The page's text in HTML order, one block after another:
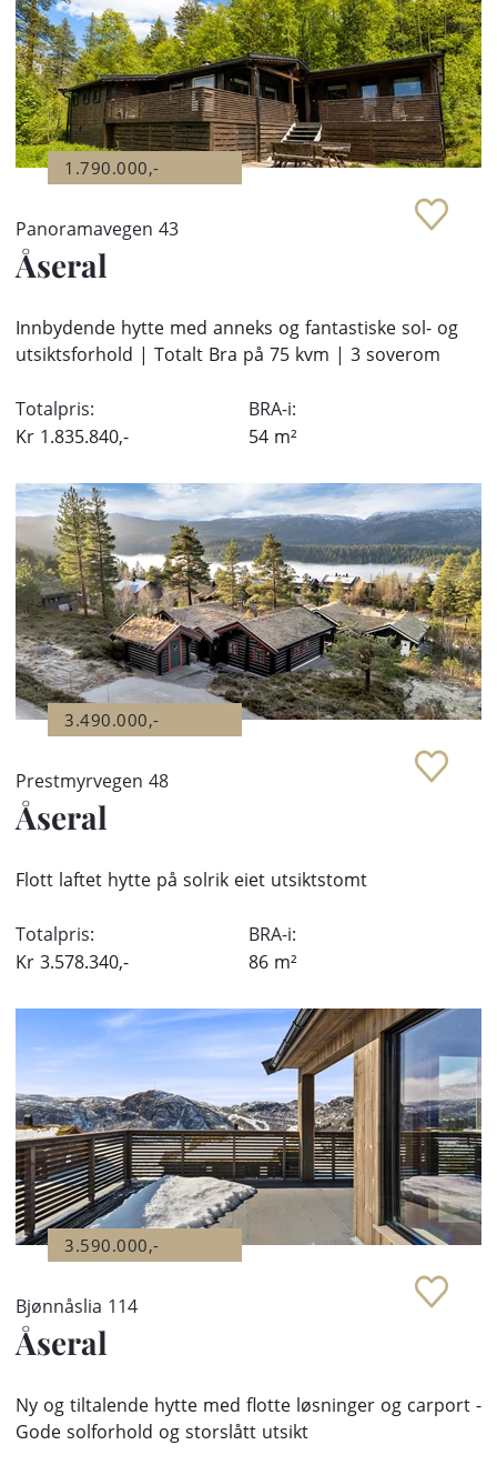
1.790.000,-
Panoramavegen 43
Åseral
Innbydende hytte med anneks og fantastiske sol- og
utsiktsforhold | Totalt Bra på 75 kvm | 3 soverom
Totalpris:
Kr 1.835.840,-
BRA-i:
54 m²
3.490.000,-
Prestmyrvegen 48
Åseral
Flott laftet hytte på solrik eiet utsiktstomt
Totalpris:
Kr 3.578.340,-
BRA-i:
86 m²
3.590.000,-
Bjønnåslia 114
Åseral
Ny og tiltalende hytte med flotte løsninger og carport -
Gode solforhold og storslått utsikt